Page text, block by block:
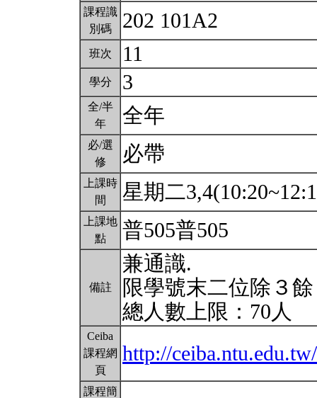
課程識
別碼
202 101A2
班次 11
學分 3
全/半
年
全年
必/選
修
必帶
上課時
間
星期二
上課地
點
普505普505
備註
兼通識.
限學號末二位除３
總人數上限：70人
Ceiba
課程網
頁
http://
課程簡